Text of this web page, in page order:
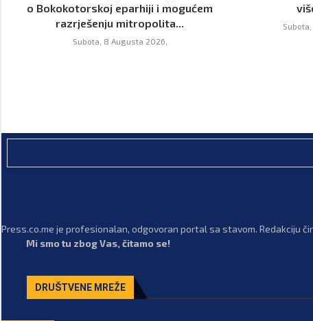
o Bokokotorskoj eparhiji i mogućem
razrješenju mitropolita...
Subota, 8 Augusta 2026,
Press.co.me je profesionalan, odgovoran portal sa stavom. Redakciju
Mi smo tu zbog Vas, čitamo se!
DRUŠTVENE MREŽE